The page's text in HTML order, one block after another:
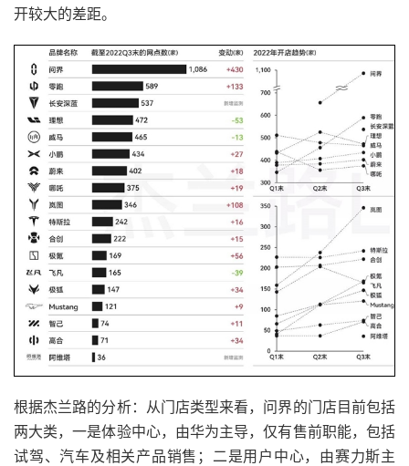
开较大的差距。
根据杰兰路的分析：从门店类型来看，问界的门店目前包括
两大类，一是体验中心，由华为主导，仅有售前职能，包括
试驾、汽车及相关产品销售；二是用户中心，由赛力斯主